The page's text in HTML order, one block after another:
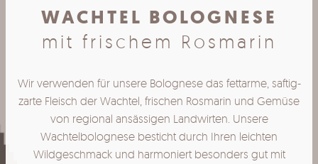
WACHTEL BOLOGNESE
mit frischem Rosmarin
Wir verwenden für unsere Bolognese das fettarme, saftig-
zarte Fleisch der Wachtel, frischen Rosmarin und Gemüse
von regional ansässigen Landwirten. Unsere
Wachtelbolognese besticht durch Ihren leichten
Wildgeschmack und harmoniert besonders gut mit